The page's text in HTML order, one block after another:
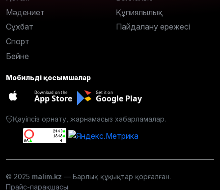
Мәдениет
Сұхбат
Спорт
Бейне
Құпиялылық
Пайдалану ережесі
Мобильді қосымшалар
Download on the
App Store
Get it on
Google Play
Қауіпсіз орнату, жарнамасыз хабарламалар.
© 2025 malim.kz — Барлық құқықтар қорғалған.
Прайс-парақшасы